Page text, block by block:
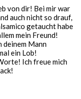
von dir! Bei mir war
auch nicht so drauf,
getaucht habe
mein Freund!
deinem Mann
ein Lob!
Ich freue mich